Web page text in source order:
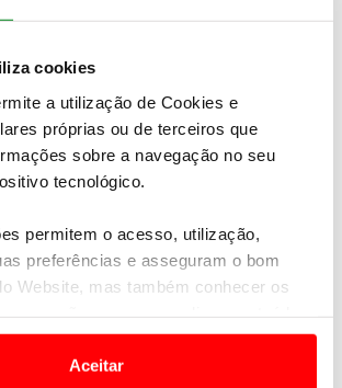
cookies
a utilização de Cookies e
próprias ou de terceiros que
sobre a navegação no seu
tecnológico.
permitem o acesso, utilização,
preferências e asseguram o bom
Website, mas também conhecer os
a promover produtos e/ou serviços.
Aceitar
carro que construiu
um tricíclo De Dion-Bouton.